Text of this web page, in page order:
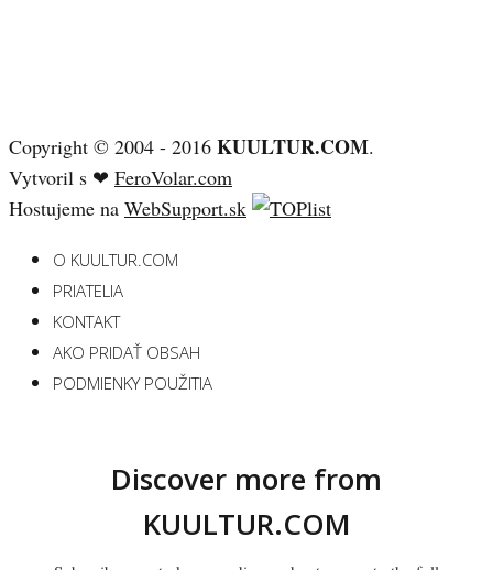
Copyright © 2004 - 2016 KUULTUR.COM.
Vytvoril s ❤ FeroVolar.com
Hostujeme na WebSupport.sk
O KUULTUR.COM
PRIATELIA
KONTAKT
AKO PRIDAŤ OBSAH
PODMIENKY POUŽITIA
Discover more from
KUULTUR.COM